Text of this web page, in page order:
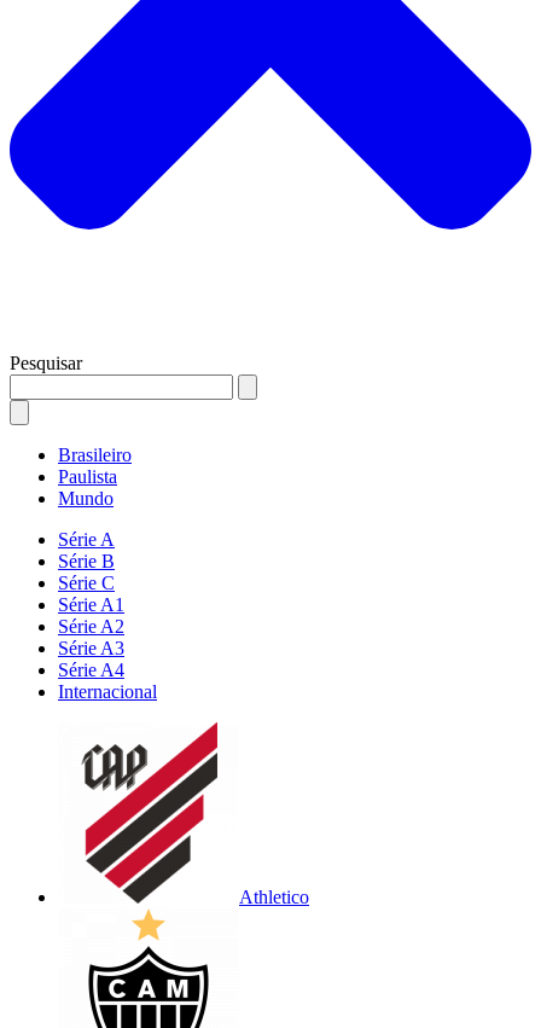
Pesquisar
Brasileiro
Paulista
Mundo
Série A
Série B
Série C
Série A1
Série A2
Série A3
Série A4
Internacional
Athletico